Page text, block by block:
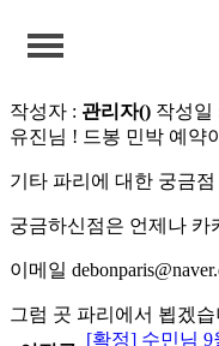
[확정] 유진님 9월 1일
작성자 : 관리자() 작성일
유진님 ! 드봉 민박 예약
기타 파리에 대한 궁금
궁금하신점은 언제나 카
이메일
그럼 곳 파리에서 뵙겠
[확정] 수민님 9